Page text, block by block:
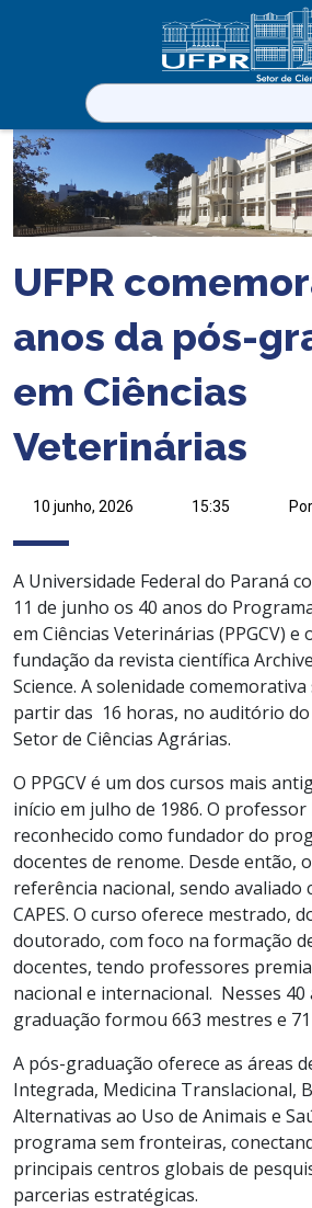
Pesquisar
por:
UFPR
anos da pós-
em Ciências
Veterinárias
10 junho, 2026 15:35
A Universidade Federal do Paraná
11 de junho os 40 anos do
em Ciências Veterinárias (PPGCV) e
fundação da revista científica
Science. A solenidade
partir das 16 horas, no auditório
Setor de Ciências Agrárias.
O PPGCV é um dos cursos mais
início em julho de 1986. O
reconhecido como fundador do
docentes de renome. Desde então,
referência nacional, sendo avaliado
CAPES. O curso oferece mestrado,
doutorado, com foco na formação
docentes, tendo professores
nacional e internacional. Nesses 40
graduação formou 663 mestres e
A pós-graduação oferece as áreas
Integrada, Medicina Translacional,
Alternativas ao Uso de Animais e
programa sem fronteiras,
principais centros globais de
parcerias estratégicas.